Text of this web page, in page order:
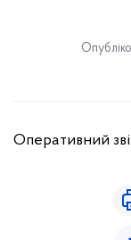
Оперативний